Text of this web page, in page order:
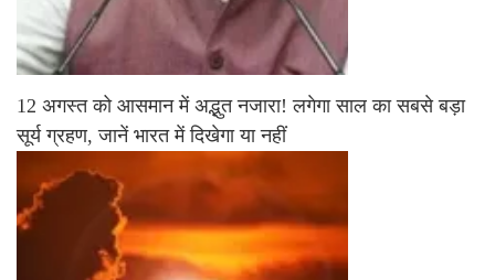
12 अगस्त को आसमान में अद्भुत नजारा! लगेगा साल का सबसे बड़ा
सूर्य ग्रहण, जानें भारत में दिखेगा या नहीं